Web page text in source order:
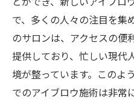
お客様満足度が高
アイブロウとまつげ
を魅力的にする秘訣
アイブロウとま
自然な美しさを
で、多くの人々の注目を集
のサロンは、アクセスの便
提供しており、忙しい現代
境が整っています。このよ
でのアイブロウ施術は非常